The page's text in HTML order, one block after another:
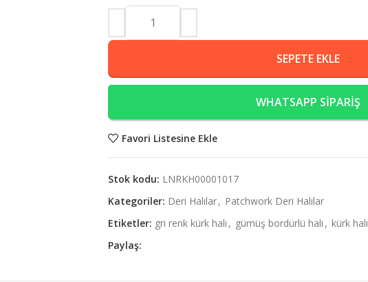
SEPETE EKLE
WHATSAPP SİPARİŞ
Favori Listesine Ekle
Stok kodu: LNRKH00001017
Kategoriler: Deri Halılar, Patchwork Deri Halılar
Etiketler: gri renk kürk halı , gümüş bordürlü halı , kürk halı
Paylaş: